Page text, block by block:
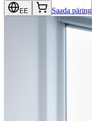
EE Saada päring